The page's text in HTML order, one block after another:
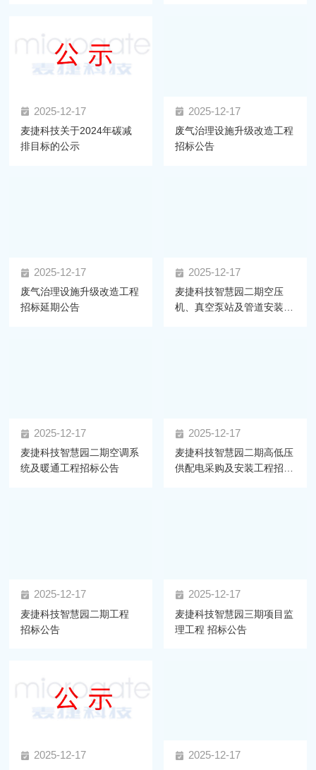
2025-12-17
麦捷科技关于2024年碳减
排目标的公示
2025-12-17
废气治理设施升级改造工程
招标公告
2025-12-17
废气治理设施升级改造工程
招标延期公告
2025-12-17
麦捷科技智慧园二期空压
机、真空泵站及管道安装工
2025-12-17
麦捷科技智慧园二期空调系
统及暖通工程招标公告
2025-12-17
麦捷科技智慧园二期高低压
供配电采购及安装工程招标
2025-12-17
麦捷科技智慧园二期工程
招标公告
2025-12-17
麦捷科技智慧园三期项目监
理工程 招标公告
2025-12-17
2025-12-17